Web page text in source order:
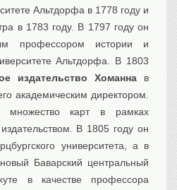
Альтдорфа в 1778 году и
в 1783 году. В 1797 году он
профессором истории и
Альтдорфа. В 1803
издательство Хоманна в
академическим директором.
множество карт в рамках
В 1805 году он
университета, а в
Баварский центральный
в качестве профессора